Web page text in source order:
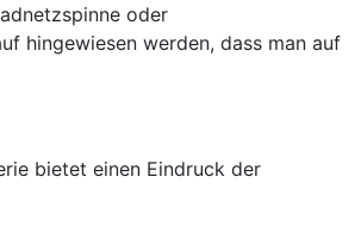
oder
hingewiesen werden, dass man auf
bietet einen Eindruck der